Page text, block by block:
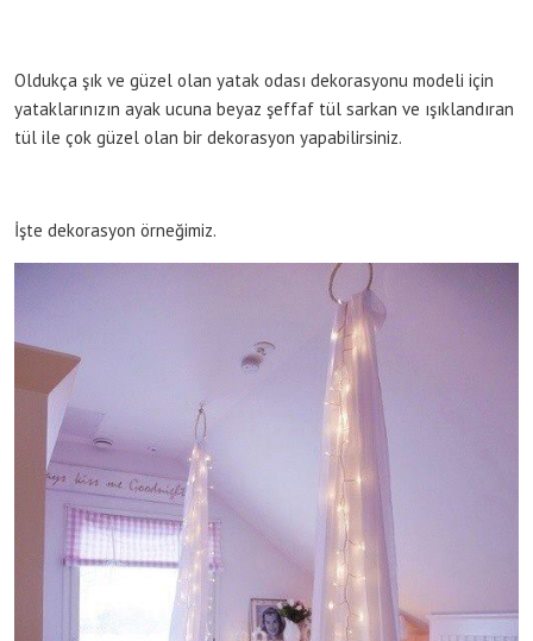
Oldukça şık ve güzel olan yatak odası dekorasyonu modeli için
yataklarınızın ayak ucuna beyaz şeffaf tül sarkan ve ışıklandıran
tül ile çok güzel olan bir dekorasyon yapabilirsiniz.
İşte dekorasyon örneğimiz.